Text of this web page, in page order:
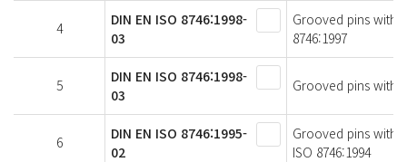
4
DIN EN ISO 8746:1998-
03
Grooved pins with
8746:1997
5
DIN EN ISO 8746:1998-
03
Grooved pins with
6
DIN EN ISO 8746:1995-
02
Grooved pins with
ISO 8746:1994